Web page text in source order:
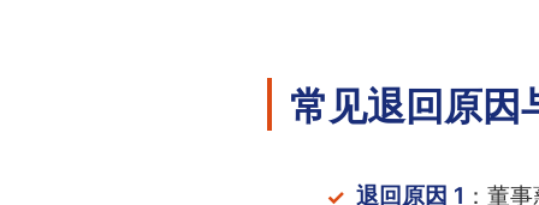
常见退回原因
退回原因 1 ：董